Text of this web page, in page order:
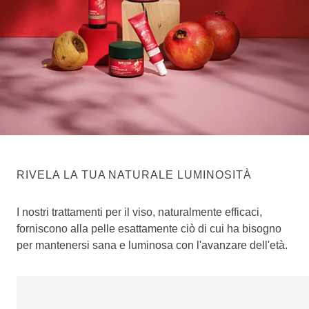
RIVELA LA TUA NATURALE LUMINOSITÀ
I nostri trattamenti per il viso, naturalmente efficaci,
forniscono alla pelle esattamente ciò di cui ha bisogno
per mantenersi sana e luminosa con l'avanzare dell'età.